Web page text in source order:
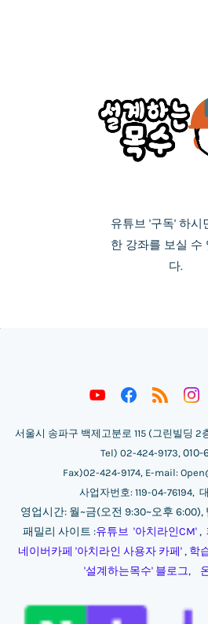
유튜브 '구독' 하시
한 강좌를 보실 수
다.
서울시 송파구 백제고분로 115 (그린빌딩
Tel) 02-424-9173, 010-
Fax)02-424-9174, E-mail:
사업자번호: 119-04-76194,
영업시간: 월~금(오전 9:30~오후
패밀리 사이트 :유튜브 '아치라인CM',
네이버카페 '아치라인 사용자 카페', 학
'설계하는목수' 블로그,